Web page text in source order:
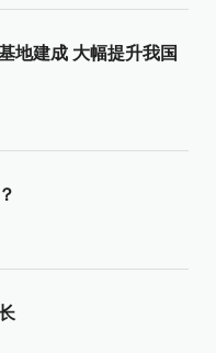
地建成 大幅提升我国